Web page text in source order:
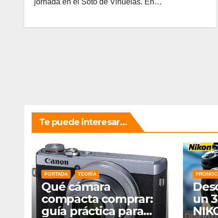
jornada en el Soto de Viñuelas. En…
Te puede interesar...
PORTADA TEORÍA
Qué cámara
compacta comprar:
guía práctica para
un